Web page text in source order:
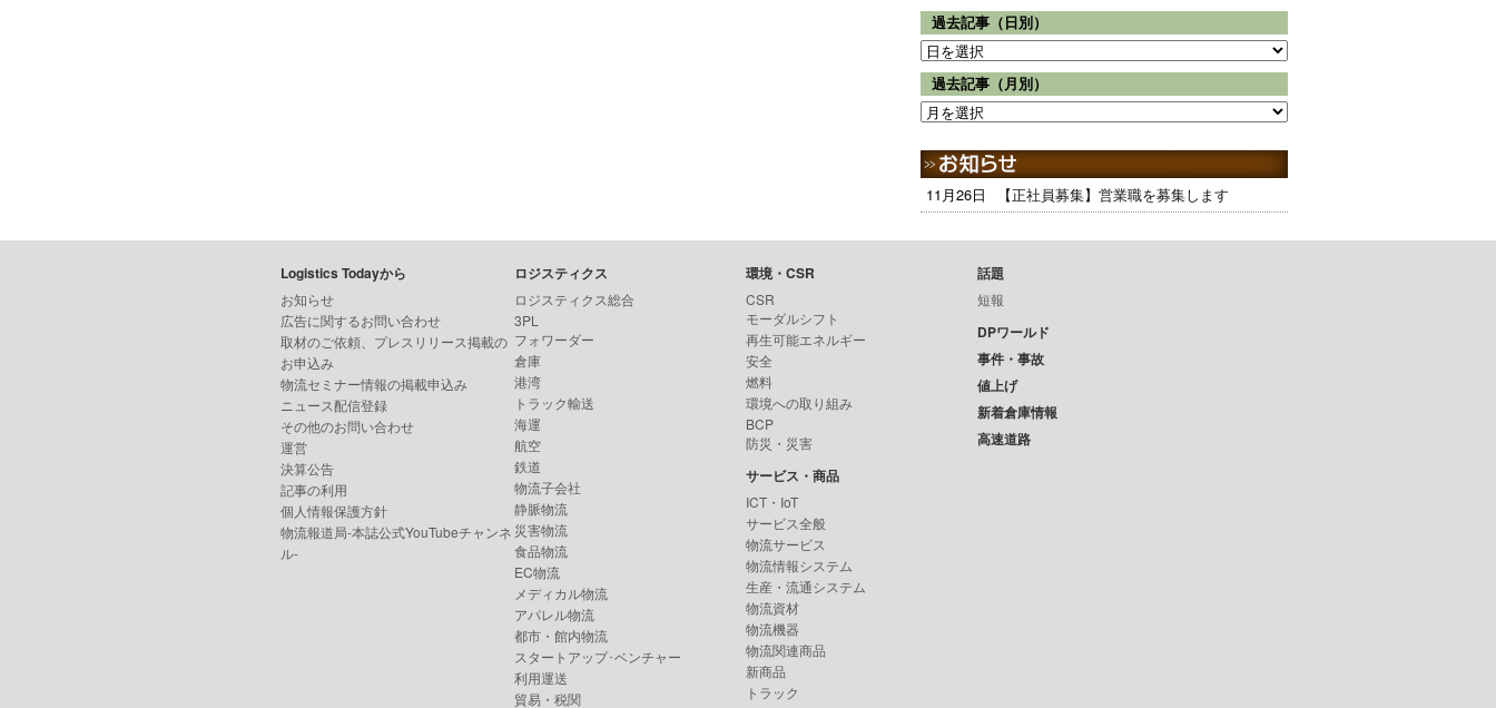
過去記事（日別）
過去記事（月別）
11月26日 【正社員募集】営業職を募集します
Logistics Todayから
お知らせ
広告に関するお問い合わせ
取材のご依頼、プレスリリース掲載の
お申込み
物流セミナー情報の掲載申込み
ニュース配信登録
その他のお問い合わせ
運営
決算公告
記事の利用
個人情報保護方針
物流報道局-本誌公式YouTubeチャンネ
ル-
ロジスティクス
ロジスティクス総合
3PL
フォワーダー
倉庫
港湾
トラック輸送
海運
航空
鉄道
物流子会社
静脈物流
災害物流
食品物流
EC物流
メディカル物流
アパレル物流
都市・館内物流
スタートアップ･ベンチャー
利用運送
貿易・税関
環境・CSR
CSR
モーダルシフト
再生可能エネルギー
安全
燃料
環境への取り組み
BCP
防災・災害
サービス・商品
ICT・IoT
サービス全般
物流サービス
物流情報システム
生産・流通システム
物流資材
物流機器
物流関連商品
新商品
トラック
話題
短報
DPワールド
事件・事故
値上げ
新着倉庫情報
高速道路